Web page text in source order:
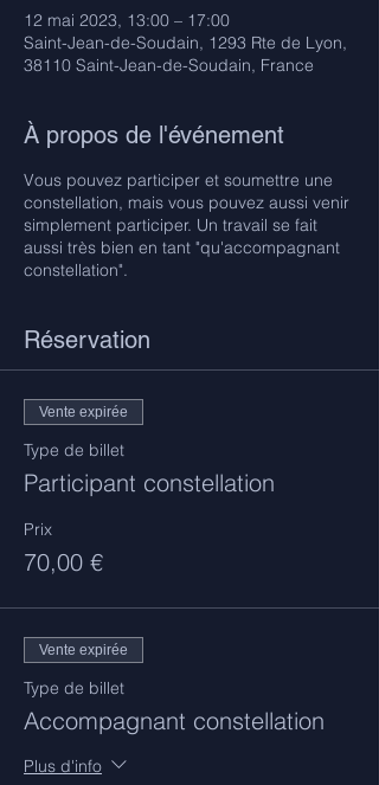
12 mai 2023, 13:00 – 17:00
Saint-Jean-de-Soudain, 1293 Rte de Lyon,
38110 Saint-Jean-de-Soudain, France
À propos de l'événement
Vous pouvez participer et soumettre une
constellation, mais vous pouvez aussi venir
simplement participer. Un travail se fait
aussi très bien en tant "qu'accompagnant
constellation".
Réservation
Vente expirée
Type de billet
Participant constellation
Prix
70,00 €
Vente expirée
Type de billet
Accompagnant constellation
Plus d'info